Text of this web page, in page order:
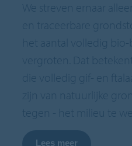
Lees meer